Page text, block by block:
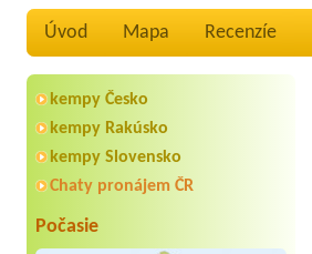
Úvod Mapa Recenzíe
kempy Česko
kempy Rakúsko
kempy Slovensko
Chaty pronájem ČR
Počasie